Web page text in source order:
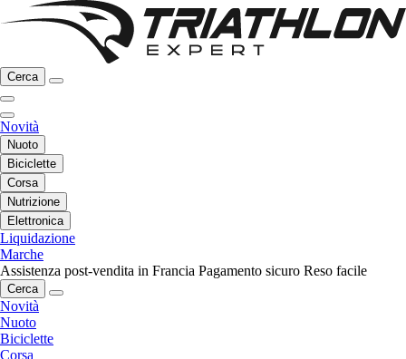
Cerca
Novità
Nuoto
Biciclette
Corsa
Nutrizione
Elettronica
Liquidazione
Marche
Assistenza post-vendita in Francia Pagamento sicuro Reso facile
Cerca
Novità
Nuoto
Biciclette
Corsa